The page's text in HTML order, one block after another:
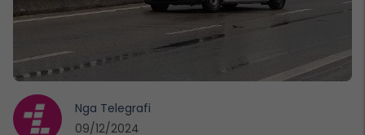
Nga Telegrafi
09/12/2024